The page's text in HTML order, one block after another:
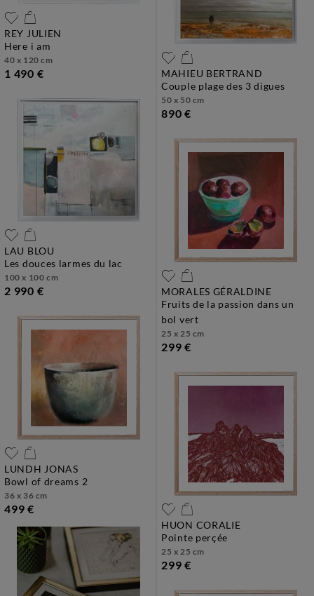
REY JULIEN
here i am
40 x 120 cm
1 490 €
LAU BLOU
les douces larmes du lac
100 x 100 cm
2 990 €
MAHIEU BERTRAND
couple plage des 3 digues
50 x 50 cm
890 €
LUNDH JONAS
bowl of dreams 2
36 x 36 cm
499 €
MORALES GÉRALDINE
fruits de la passion dans un
bol vert
25 x 25 cm
299 €
HUON CORALIE
pointe perçée
25 x 25 cm
299 €